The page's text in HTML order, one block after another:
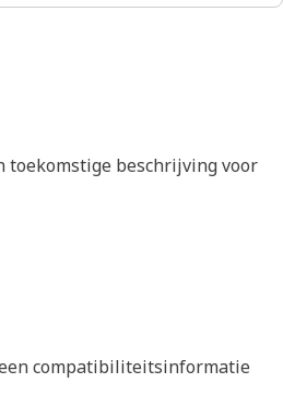
toekomstige beschrijving voor
compatibiliteitsinformatie